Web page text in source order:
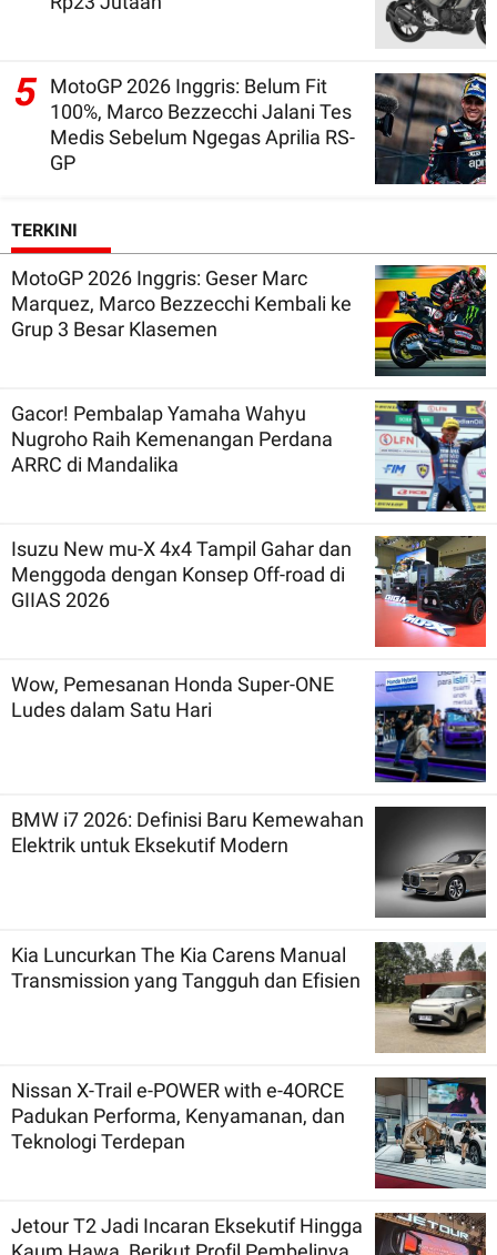
5 MotoGP 2026 Inggris: Belum Fit
100%, Marco Bezzecchi Jalani Tes
Medis Sebelum Ngegas Aprilia RS-
GP
TERKINI
MotoGP 2026 Inggris: Geser Marc
Marquez, Marco Bezzecchi Kembali ke
Grup 3 Besar Klasemen
Gacor! Pembalap Yamaha Wahyu
Nugroho Raih Kemenangan Perdana
ARRC di Mandalika
Isuzu New mu-X 4x4 Tampil Gahar dan
Menggoda dengan Konsep Off-road di
GIIAS 2026
Wow, Pemesanan Honda Super-ONE
Ludes dalam Satu Hari
BMW i7 2026: Definisi Baru Kemewahan
Elektrik untuk Eksekutif Modern
Kia Luncurkan The Kia Carens Manual
Transmission yang Tangguh dan Efisien
Nissan X-Trail e-POWER with e-4ORCE
Padukan Performa, Kenyamanan, dan
Teknologi Terdepan
Jetour T2 Jadi Incaran Eksekutif Hingga